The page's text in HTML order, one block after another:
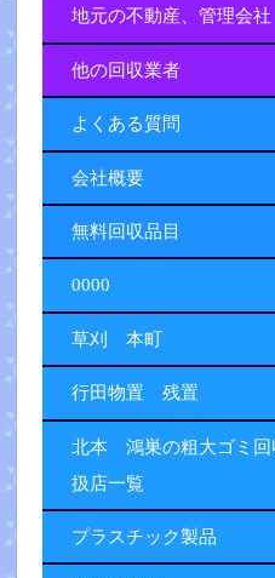
地元の不動産、管理会社
他の回収業者
よくある質問
会社概要
無料回収品目
0000
草刈 本町
行田物置 残置
北本 鴻巣の粗大ゴミ回
扱店一覧
プラスチック製品